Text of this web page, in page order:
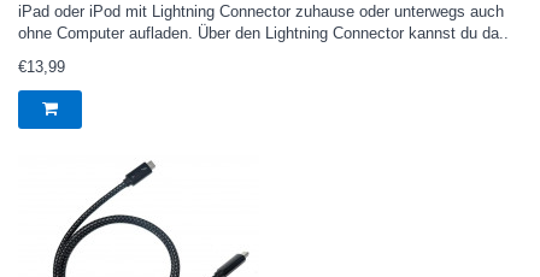
iPad oder iPod mit Lightning Connector zuhause oder unterwegs auch
ohne Computer aufladen. Über den Lightning Connector kannst du da..
€13,99